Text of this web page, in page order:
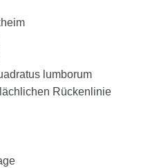
lumborum
Rückenlinie